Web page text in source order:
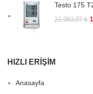
Testo 175
21.983,07₺
HIZLI ERIŞIM
Anasayfa